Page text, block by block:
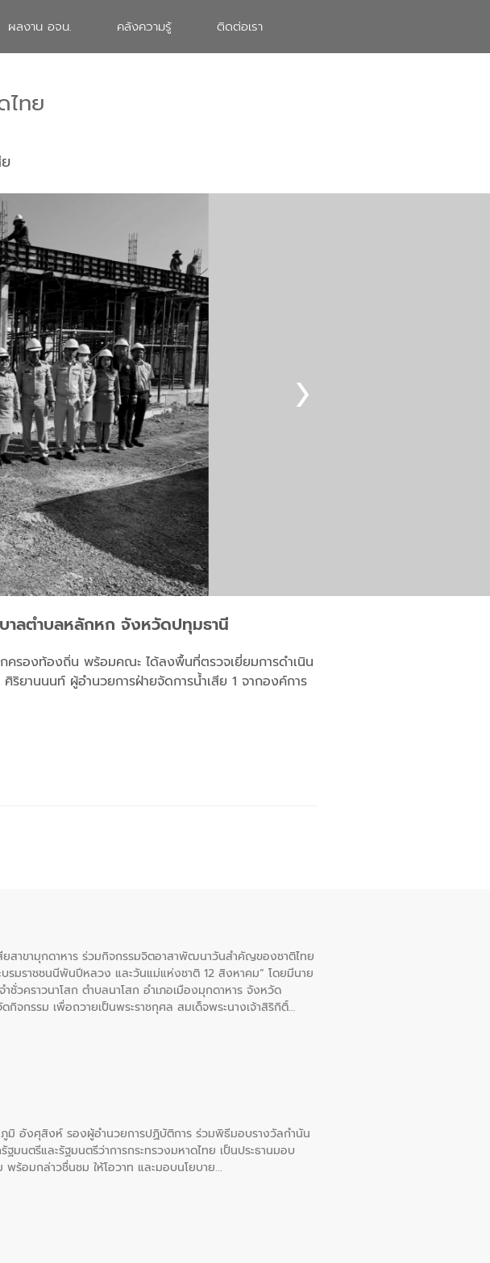
ผลงาน อจน. คลังความรู้ ติดต่อเรา
ไทย
าลตำบลหลักหก จังหวัดปทุมธานี
ครองท้องถิ่น พร้อมคณะ ได้ลงพื้นที่ตรวจเยี่ยมการดำเนิน
ยานนนท์ ผู้อำนวยการฝ่ายจัดการน้ำเสีย 1 จากองค์การ
สาขามุกดาหาร ร่วมกิจกรรมจิตอาสาพัฒนาวันสําคัญของชาติไทย
รมราชชนนีพันปีหลวง และวันแม่แห่งชาติ 12 สิงหาคม” โดยมีนาย
วคราวนาโสก ตําบลนาโสก อําเภอเมืองมุกดาหาร จังหวัด
จกรรม เพื่อถวายเป็นพระราชกุศล สมเด็จพระนางเจ้าสิริกิติ์
ามดีด้วยหัวใจ
อังศุสิงห์ รองผู้อำนวยการปฏิบัติการ ร่วมพิธีมอบรางวัลกำนัน
ตรีและรัฐมนตรีว่าการกระทรวงมหาดไทย เป็นประธานมอบ
ร้อมกล่าวชื่นชม ให้โอวาท และมอบนโยบาย